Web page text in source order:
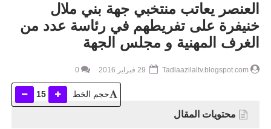
العنصر يعاتب منتخبي جهة بني ملال
خنيفرة على تفريطهم في رئاسة عدد من
الغرف المهنية و مجلس الجهة
Tadlaazilaltv.blogspot.com
0
حجم الخط 15
محتويات المقال